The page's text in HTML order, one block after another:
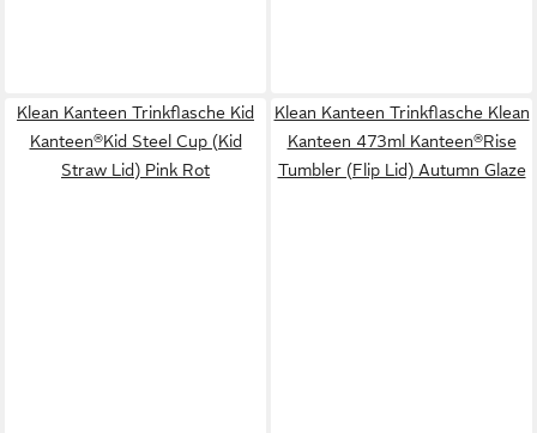
Klean Kanteen Trinkflasche Kid
Kanteen®Kid Steel Cup (Kid
Straw Lid) Pink Rot
Klean Kanteen Trinkflasche Klean
Kanteen 473ml Kanteen®Rise
Tumbler (Flip Lid) Autumn Glaze